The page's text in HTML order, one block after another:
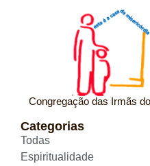
Congregação das Irmãs
Categorias
Todas
Espiritualidade